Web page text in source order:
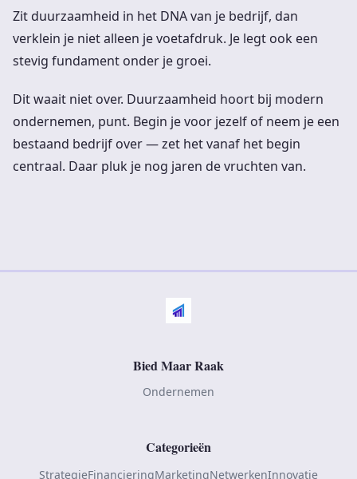
Zit duurzaamheid in het DNA van je bedrijf, dan
verklein je niet alleen je voetafdruk. Je legt ook een
stevig fundament onder je groei.
Dit waait niet over. Duurzaamheid hoort bij modern
ondernemen, punt. Begin je voor jezelf of neem je een
bestaand bedrijf over — zet het vanaf het begin
centraal. Daar pluk je nog jaren de vruchten van.
Bied Maar Raak
Ondernemen
Categorieën
StrategieFinancieringMarketingNetwerkenInnovatie